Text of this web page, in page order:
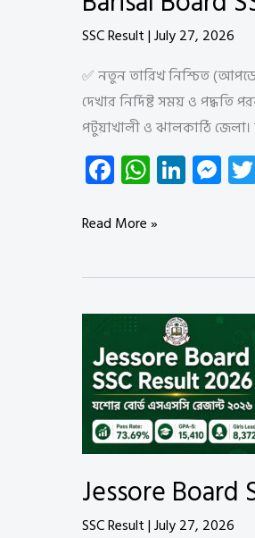
SSC Result|July 27, 2026
✅ নতুন তারিখ নিশ্চিত
দেখার নির্দিষ্ট সময় ও
পটুয়াখালী ও ঝালকাঠি জেলা।
Fa
ce
b
ok
W
ha
ts
p
p
Li
nk
n
M
es
g
er
Barisal
SSC
বরিশাল
বোর্ড
এসএসসি
রেজাল্ট
মার্কশিটসহ
দেখুন
Read More »
Jessore Board
SSC Result|July 27, 2026